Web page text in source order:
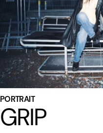
PORTRAIT
GRIP